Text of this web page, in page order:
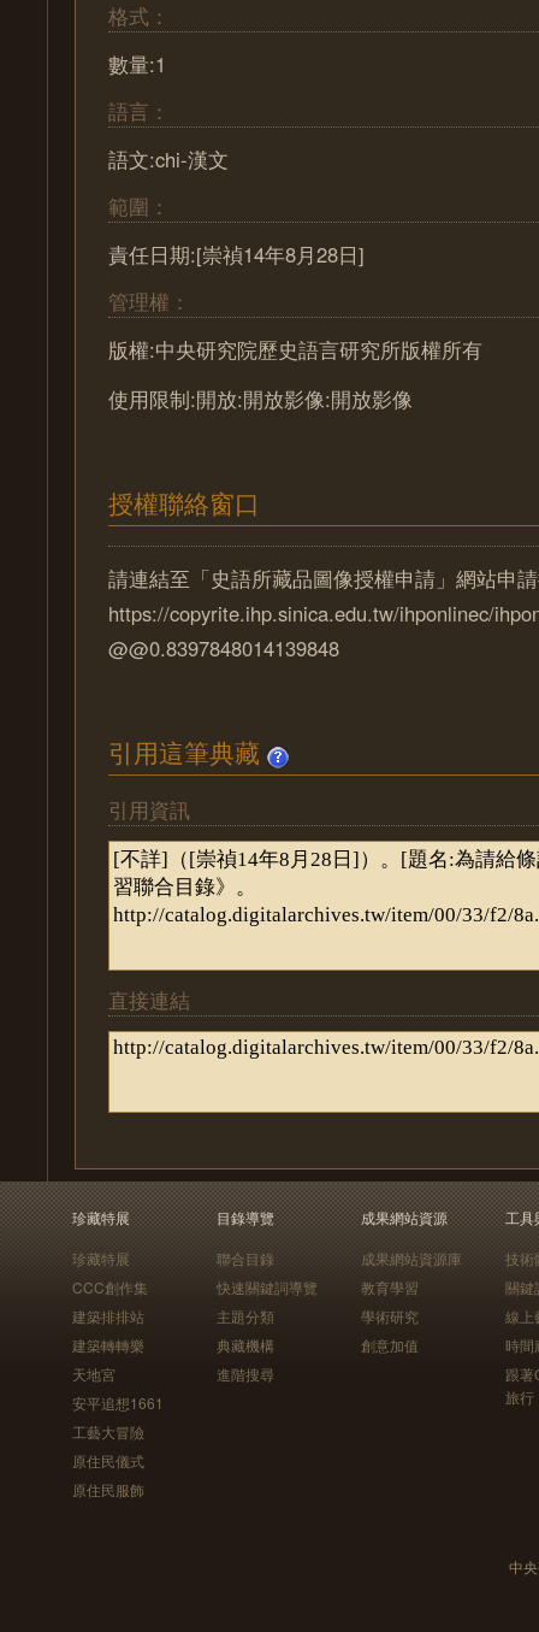
格式：
數量:1
語言：
語文:chi-漢文
範圍：
責任日期:[崇禎14年8月28日]
管理權：
版權:中央研究院歷史語言研究所版權所有
使用限制:開放:開放影像:開放影像
授權聯絡窗口
請連結至「史語所藏品圖像授權申請」網站申
https://copyrite.ihp.sinica.edu.tw/ihponlinec/
@@0.8397848014139848
引用這筆典藏
引用資訊
直接連結
珍藏特展
珍藏特展
CCC創作集
建築排排站
建築轉轉樂
天地宮
安平追想1661
工藝大冒險
原住民儀式
原住民服飾
目錄導覽
聯合目錄
快速關鍵詞導覽
主題分類
典藏機構
進階搜尋
成果網站資源
成果網站資源庫
教育學習
學術研究
創意加值
工具
技術
關鍵
線上
時間
跟
旅行
中